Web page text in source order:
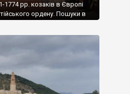
1774 рр. козаків в Європі
ордену. Пошуки в
якого в […]